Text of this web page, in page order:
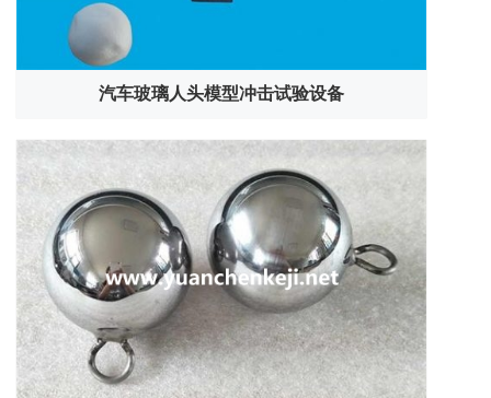
汽车玻璃人头模型冲击试验设备